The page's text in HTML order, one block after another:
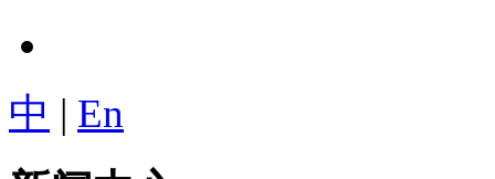
中 | En